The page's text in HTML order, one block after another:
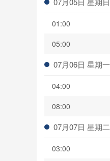
01:00
05:00
07月06日 星期一
04:00
08:00
07月07日 星期二
03:00